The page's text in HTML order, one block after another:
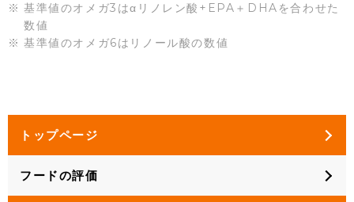
基準値のオメガ3はαリノレン酸+EPA＋DHAを合わせた
数値
基準値のオメガ6はリノール酸の数値
トップページ
フードの評価